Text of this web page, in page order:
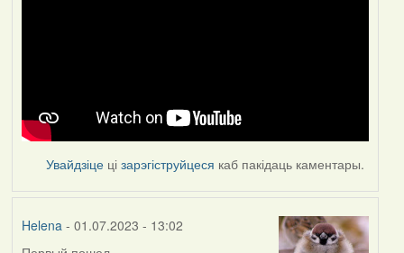
Увайдзіце цізарэгіструйцеся каб пакідаць каментары.
Helena - 01.07.2023 - 13:02